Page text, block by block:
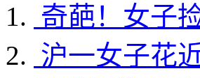
奇葩！女子
沪一女子花